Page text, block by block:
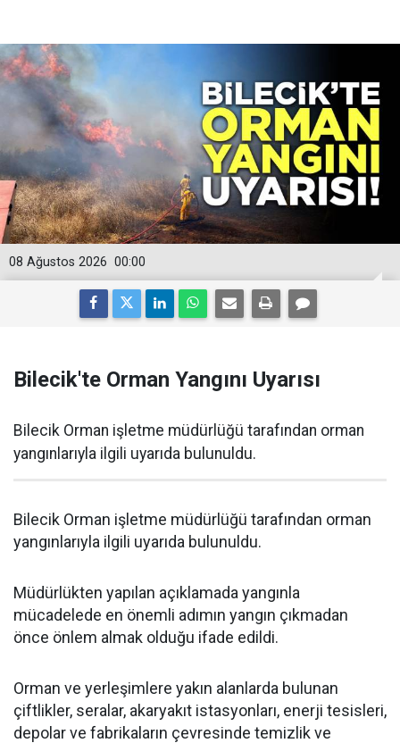
00:00
08 Ağustos 2026
Bilecik'te Orman Yangını Uyarısı
Bilecik Orman işletme müdürlüğü tarafından orman
yangınlarıyla ilgili uyarıda bulunuldu.
Bilecik Orman işletme müdürlüğü tarafından orman
yangınlarıyla ilgili uyarıda bulunuldu.
Müdürlükten yapılan açıklamada yangınla
mücadelede en önemli adımın yangın çıkmadan
önce önlem almak olduğu ifade edildi.
Orman ve yerleşimlere yakın alanlarda bulunan
çiftlikler, seralar, akaryakıt istasyonları, enerji tesisleri,
depolar ve fabrikaların çevresinde temizlik ve